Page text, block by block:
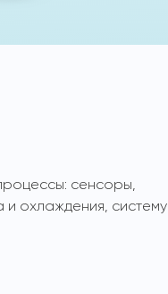
сенсоры,
охлаждения, систему